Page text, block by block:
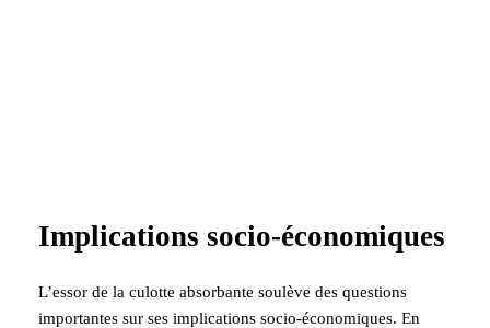
Implications socio-économiques
L’essor de la culotte absorbante soulève des questions
importantes sur ses implications socio-économiques. En